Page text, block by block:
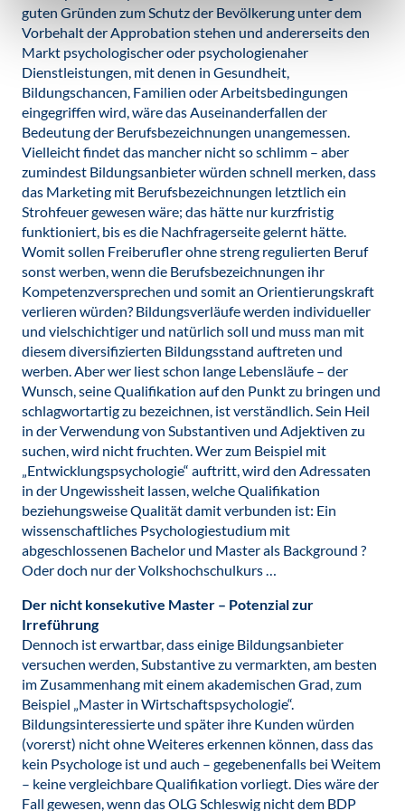
guten Gründen zum Schutz der Bevölkerung unter dem
Vorbehalt der Approbation stehen und andererseits den
Markt psychologischer oder psychologienaher
Dienstleistungen, mit denen in Gesundheit,
Bildungschancen, Familien oder Arbeitsbedingungen
eingegriffen wird, wäre das Auseinanderfallen der
Bedeutung der Berufsbezeichnungen unangemessen.
Vielleicht findet das mancher nicht so schlimm – aber
zumindest Bildungsanbieter würden schnell merken, dass
das Marketing mit Berufsbezeichnungen letztlich ein
Strohfeuer gewesen wäre; das hätte nur kurzfristig
funktioniert, bis es die Nachfragerseite gelernt hätte.
Womit sollen Freiberufler ohne streng regulierten Beruf
sonst werben, wenn die Berufsbezeichnungen ihr
Kompetenzversprechen und somit an Orientierungskraft
verlieren würden? Bildungsverläufe werden individueller
und vielschichtiger und natürlich soll und muss man mit
diesem diversifizierten Bildungsstand auftreten und
werben. Aber wer liest schon lange Lebensläufe – der
Wunsch, seine Qualifikation auf den Punkt zu bringen und
schlagwortartig zu bezeichnen, ist verständlich. Sein Heil
in der Verwendung von Substantiven und Adjektiven zu
suchen, wird nicht fruchten. Wer zum Beispiel mit
„Entwicklungspsychologie“ auftritt, wird den Adressaten
in der Ungewissheit lassen, welche Qualifikation
beziehungsweise Qualität damit verbunden ist: Ein
wissenschaftliches Psychologiestudium mit
abgeschlossenen Bachelor und Master als Background ?
Oder doch nur der Volkshochschulkurs …
Der nicht konsekutive Master – Potenzial zur
Irreführung
Dennoch ist erwartbar, dass einige Bildungsanbieter
versuchen werden, Substantive zu vermarkten, am besten
im Zusammenhang mit einem akademischen Grad, zum
Beispiel „Master in Wirtschaftspsychologie“.
Bildungsinteressierte und später ihre Kunden würden
(vorerst) nicht ohne Weiteres erkennen können, dass das
kein Psychologe ist und auch – gegebenenfalls bei Weitem
– keine vergleichbare Qualifikation vorliegt. Dies wäre der
Fall gewesen, wenn das OLG Schleswig nicht dem BDP